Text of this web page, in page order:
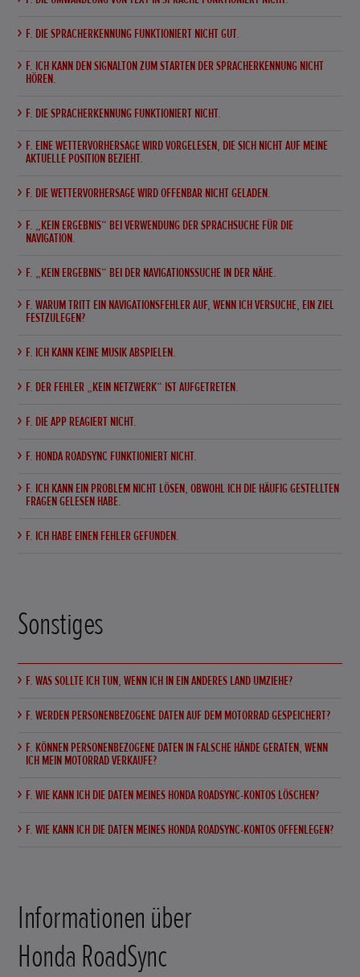
F. DIE SPRACHERKENNUNG FUNKTIONIERT NICHT GUT.
F. ICH KANN DEN SIGNALTON ZUM STARTEN DER SPRACHERKENNUNG NICHT
HÖREN.
F. DIE SPRACHERKENNUNG FUNKTIONIERT NICHT.
F. EINE WETTERVORHERSAGE WIRD VORGELESEN, DIE SICH NICHT AUF MEINE
AKTUELLE POSITION BEZIEHT.
F. DIE WETTERVORHERSAGE WIRD OFFENBAR NICHT GELADEN.
F. „KEIN ERGEBNIS“ BEI VERWENDUNG DER SPRACHSUCHE FÜR DIE
NAVIGATION.
F. „KEIN ERGEBNIS“ BEI DER NAVIGATIONSSUCHE IN DER NÄHE.
F. WARUM TRITT EIN NAVIGATIONSFEHLER AUF, WENN ICH VERSUCHE, EIN ZIEL
FESTZULEGEN?
F. ICH KANN KEINE MUSIK ABSPIELEN.
F. DER FEHLER „KEIN NETZWERK“ IST AUFGETRETEN.
F. DIE APP REAGIERT NICHT.
F. HONDA ROADSYNC FUNKTIONIERT NICHT.
F. ICH KANN EIN PROBLEM NICHT LÖSEN, OBWOHL ICH DIE HÄUFIG GESTELLTEN
FRAGEN GELESEN HABE.
F. ICH HABE EINEN FEHLER GEFUNDEN.
Sonstiges
F. WAS SOLLTE ICH TUN, WENN ICH IN EIN ANDERES LAND UMZIEHE?
F. WERDEN PERSONENBEZOGENE DATEN AUF DEM MOTORRAD GESPEICHERT?
F. KÖNNEN PERSONENBEZOGENE DATEN IN FALSCHE HÄNDE GERATEN, WENN
ICH MEIN MOTORRAD VERKAUFE?
F. WIE KANN ICH DIE DATEN MEINES HONDA ROADSYNC-KONTOS LÖSCHEN?
F. WIE KANN ICH DIE DATEN MEINES HONDA ROADSYNC-KONTOS OFFENLEGEN?
Informationen über
Honda RoadSync